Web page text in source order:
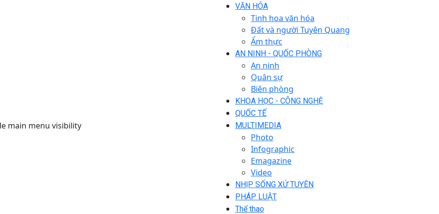
main menu visibility
VĂN HÓA
Tinh hoa văn hóa
Đất và người Tuyên Quang
Ẩm thực
AN NINH - QUỐC PHÒNG
An ninh
Quân sự
Biên phòng
KHOA HỌC - CÔNG NGHỆ
QUỐC TẾ
MULTIMEDIA
Photo
Infographic
Emagazine
Video
NHỊP SỐNG XỨ TUYÊN
PHÁP LUẬT
Thể thao